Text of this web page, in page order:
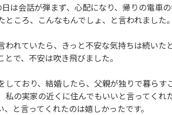
は会話が弾まず、心配になり、帰りの電車
ころ、こんなもんでしょ、と言われました。
われていたら、きっと不安な気持ちは続いた
で、不安は吹き飛びました。
しており、結婚したら、父親が独りで暮らす
私の実家の近くに住んでもいいと言ってくれ
と言ってくれたのは嬉しかったです。